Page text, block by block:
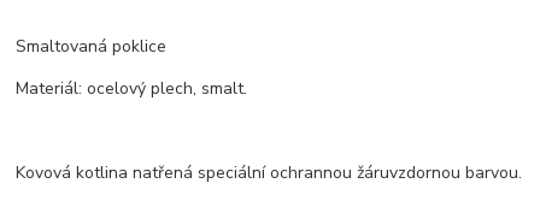
Smaltovaná poklice
Materiál: ocelový plech, smalt.
Kovová kotlina natřená speciální ochrannou žáruvzdornou barvou.